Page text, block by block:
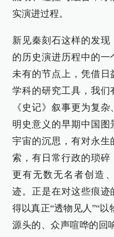
实演进过程。
新见秦刻石这样的发
的历史演进历程中的
未有的节点上，凭借日
学科的研究工具，我们
《史记》叙事更为复
明史意义的早期中国
宇宙的沉思，有对永生
索，有日常行政的琐碎
更有无数无名者创造
迹。正是在对这些痕迹
得以真正“透物见人”“以
源头的、众声喧哗的回